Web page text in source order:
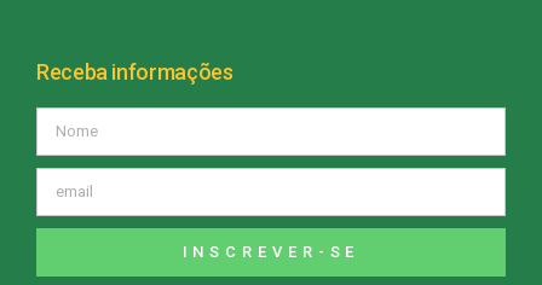
Receba informações
INSCREVER-SE